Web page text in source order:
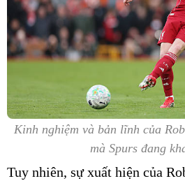
Kinh nghiệm và bản lĩnh của
mà Spurs đang
Tuy nhiên, sự xuất hiện của